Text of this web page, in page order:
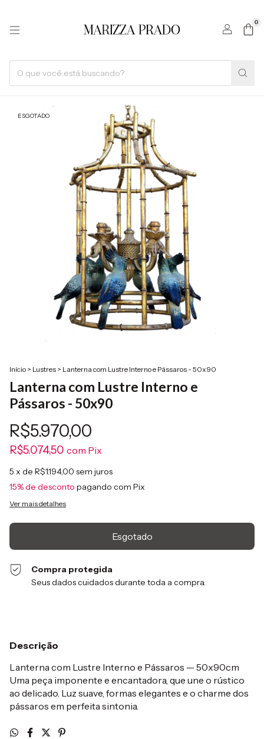
0
ESGOTADO
Início > Lustres > Lanterna com Lustre Interno e Pássaros - 50x90
Lanterna com Lustre Interno e
Pássaros - 50x90
R$5.970,00
R$5.074,50 com Pix
5 x de R$1.194,00 sem juros
15% de desconto pagando com Pix
Ver mais detalhes
Compra protegida
Seus dados cuidados durante toda a compra.
Descrição
Lanterna com Lustre Interno e Pássaros — 50x90cm
Uma peça imponente e encantadora, que une o rústico
ao delicado. Luz suave, formas elegantes e o charme dos
pássaros em perfeita sintonia.